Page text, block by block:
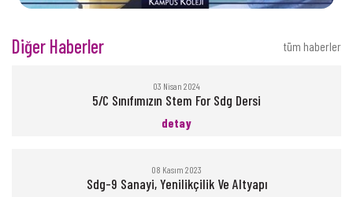
Diğer Haberler tüm haberler
03 Nisan 2024
5/C Sınıfımızın Stem For Sdg Dersi
detay
08 Kasım 2023
Sdg-9 Sanayi, Yenilikçilik Ve Altyapı